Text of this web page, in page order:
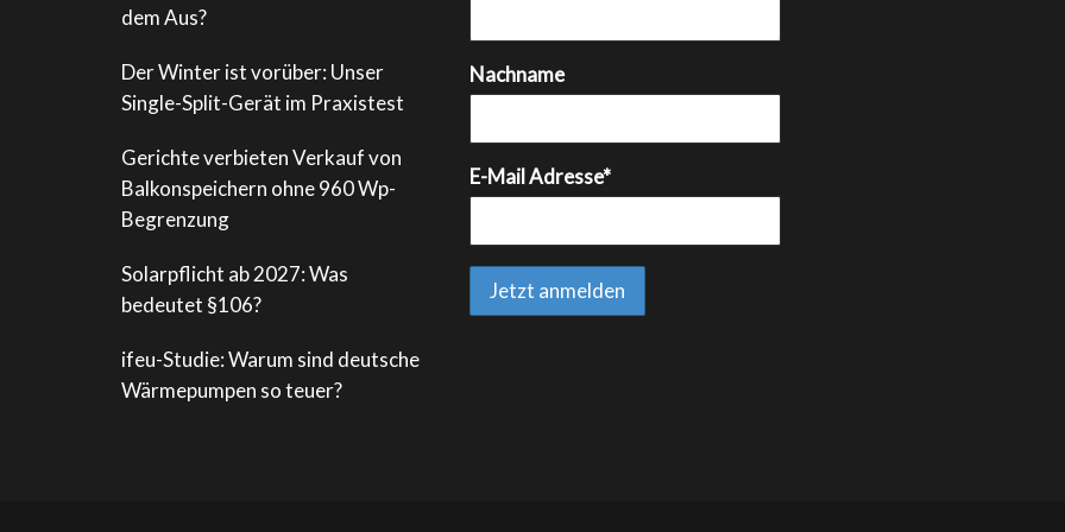
dem Aus?
Der Winter ist vorüber: Unser
Single-Split-Gerät im Praxistest
Gerichte verbieten Verkauf von
Balkonspeichern ohne 960 Wp-
Begrenzung
Solarpflicht ab 2027: Was
bedeutet §106?
ifeu-Studie: Warum sind deutsche
Wärmepumpen so teuer?
Nachname
E-Mail Adresse*